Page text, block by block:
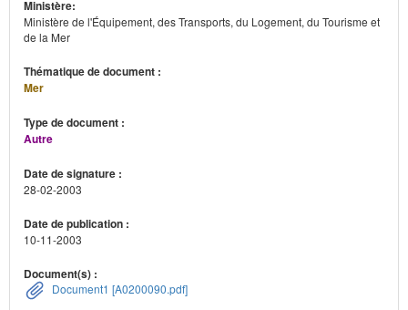
Ministère:
Ministère de l'Équipement, des Transports, du Logement, du Tourisme et
de la Mer
Thématique de document :
Mer
Type de document :
Autre
Date de signature :
28-02-2003
Date de publication :
10-11-2003
Document(s) :
Document1 [A0200090.pdf]